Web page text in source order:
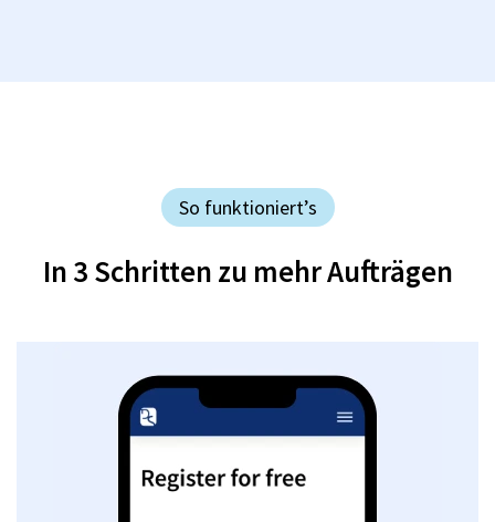
So funktioniert’s
In 3 Schritten zu mehr Aufträgen